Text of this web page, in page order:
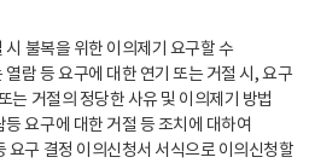
불복을 위한 이의제기 요구할 수
람 등 요구에 대한 연기 또는 거절 시, 요구
는 거절의 정당한 사유 및 이의제기 방법
요구에 대한 거절 등 조치에 대하여
요구 결정 이의신청서 서식으로 이의신청할